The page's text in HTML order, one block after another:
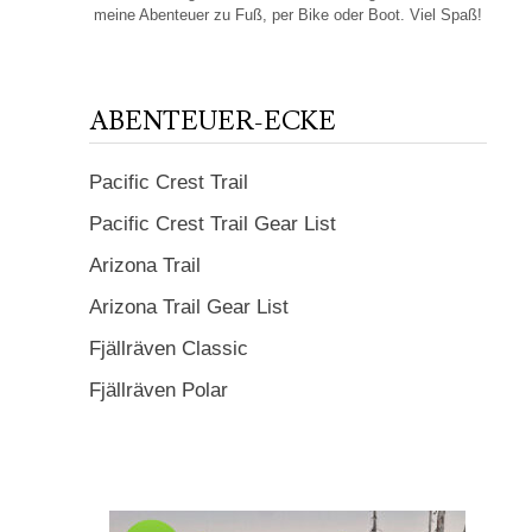
meine Abenteuer zu Fuß, per Bike oder Boot. Viel Spaß!
ABENTEUER-ECKE
Pacific Crest Trail
Pacific Crest Trail Gear List
Arizona Trail
Arizona Trail Gear List
Fjällräven Classic
Fjällräven Polar